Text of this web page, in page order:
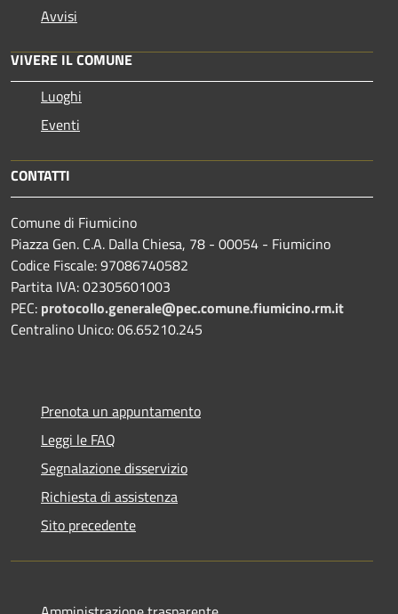
Avvisi
VIVERE IL COMUNE
Luoghi
Eventi
CONTATTI
Comune di Fiumicino
Piazza Gen. C.A. Dalla Chiesa, 78 - 00054 - Fiumicino
Codice Fiscale: 97086740582
Partita IVA: 02305601003
PEC: protocollo.generale@pec.comune.fiumicino.rm.it
Centralino Unico: 06.65210.245
Prenota un appuntamento
Leggi le FAQ
Segnalazione disservizio
Richiesta di assistenza
Sito precedente